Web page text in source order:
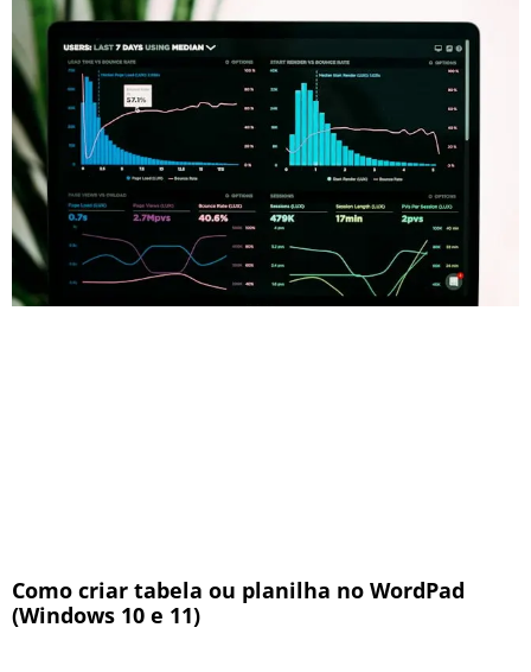
Como criar tabela ou planilha no WordPad
(Windows 10 e 11)